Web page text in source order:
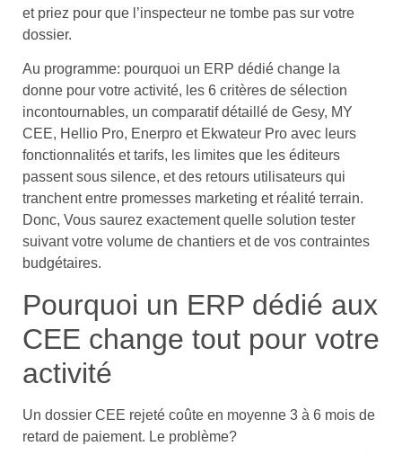
et priez pour que l’inspecteur ne tombe pas sur votre
dossier.
Au programme: pourquoi un ERP dédié change la
donne pour votre activité, les 6 critères de sélection
incontournables, un comparatif détaillé de Gesy, MY
CEE, Hellio Pro, Enerpro et Ekwateur Pro avec leurs
fonctionnalités et tarifs, les limites que les éditeurs
passent sous silence, et des retours utilisateurs qui
tranchent entre promesses marketing et réalité terrain.
Donc, Vous saurez exactement quelle solution tester
suivant votre volume de chantiers et de vos contraintes
budgétaires.
Pourquoi un ERP dédié aux
CEE change tout pour votre
activité
Un dossier CEE rejeté coûte en moyenne 3 à 6 mois de
retard de paiement. Le problème?